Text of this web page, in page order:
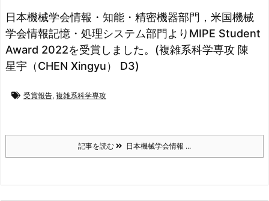
日本機械学会情報・知能・精密機器部門，米国機械
学会情報記憶・処理システム部門よりMIPE Student
Award 2022を受賞しました。(複雑系科学専攻 陳
星宇（CHEN Xingyu） D3)
受賞報告, 複雑系科学専攻
記事を読む 日本機械学会情報 ...